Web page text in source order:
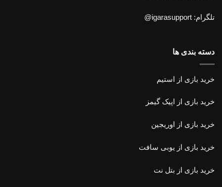
تلگرام: igarasupport@
دسته بندی ها
خرید بازی از استیم
خرید بازی از اپیک گیمز
خرید بازی از اوریجین
خرید بازی از یوبی سافت
خرید بازی از بتل نت